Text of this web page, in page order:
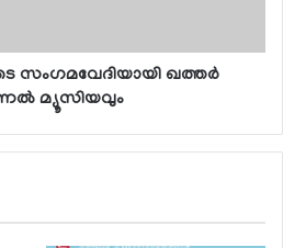
ഖത്തര്‍
മ്യൂസിയവും